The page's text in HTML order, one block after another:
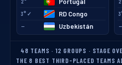
3°✓ RD Congo
— Uzbekistán —
48 TEAMS · 12 GROUPS · STAGE
THE 8 BEST THIRD-PLACED TEAMS